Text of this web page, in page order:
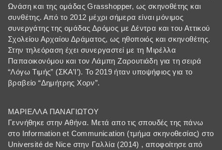
Ωνάση και της ομάδας Grasshopper, ως σκηνοθέτης και
συνθέτης. Από το 2012 μέχρι σήμερα είναι μόνιμος
συνεργάτης της ομάδας Δρόμος με Δέντρα και του Αττικού
Σχολείου Αρχαίου Δράματος, ως ηθοποιός και σκηνοθέτης.
Στην τηλεόραση έχει συνεργαστεί με τη Μιρέλλα
Παπαοικονόμου και τον Λάμπη Ζαρουτιάδη για τη σειρά
“Λόγω Τιμής” (ΣΚΑ’Ι’). Το 2019 ήταν υποψήφιος για το
βραβείο “Δημήτρης Χορν”.
ΜΑΡΙΕΛΛΑ ΠΑΝΑΓΙΩΤΟΥ
Γεννήθηκε στην Αθήνα. Μετά απο τις σπουδές της πάνω
στο Information et Communication (τμήμα σκηνοθεσίας) στο
Université de Nice στην Γαλλία (2014) , αποφοίτησε από